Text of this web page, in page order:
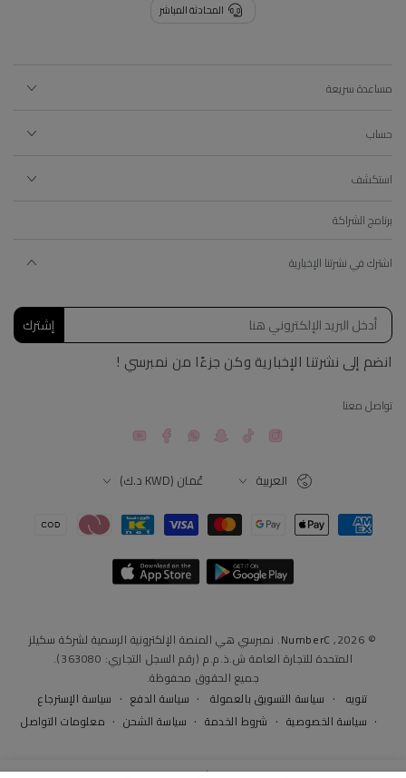
المحادثة المباشر
مساعدة سريعة
حساب
استكشف
برنامج الشراكة
اشترك في نشرتنا الإخبارية
إشترك
انضم إلى نشرتنا الإخبارية وكن جزءًا من نمبرسي !
تواصل معنا
Instagram
TikTok
Snapchat
Facebook
YouTube
© 2026,
NumberC. نمبرسي هي المنصة الإلكترونية الرسمية لشركة سكيلز
المتحدة للتجارة العامة ش.ذ.م.م (رقم السجل التجاري: 363080).
جميع الحقوق محفوظة.
تنويه
سياسة التسويق بالعمولة سياسة الدفع
سياسة الإسترجاع
سياسة الخصوصية
شروط الخدمة سياسة الشحن معلومات التواصل
اللغة العربية عُمان (KWD د.ك)
طرق